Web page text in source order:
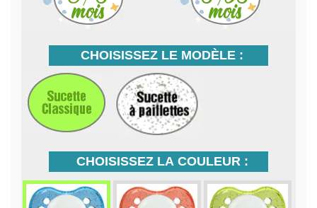
CHOISISSEZ LE MODÈLE :
CHOISISSEZ LA COULEUR :